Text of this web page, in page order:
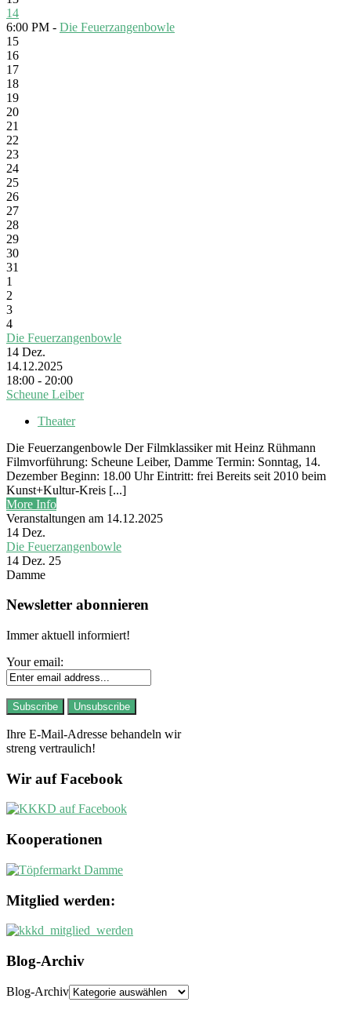
14
6:00 PM - Die Feuerzangenbowle
15
16
17
18
19
20
21
22
23
24
25
26
27
28
29
30
31
1
2
3
4
Die Feuerzangenbowle
14 Dez.
14.12.2025
18:00 - 20:00
Scheune Leiber
Theater
Die Feuerzangenbowle Der Filmklassiker mit Heinz Rühmann
Filmvorführung: Scheune Leiber, Damme Termin: Sonntag, 14.
Dezember Beginn: 18.00 Uhr Eintritt: frei Bereits seit 2010 beim
Kunst+Kultur-Kreis [...]
More Info
Veranstaltungen am 14.12.2025
14 Dez.
Die Feuerzangenbowle
14 Dez. 25
Damme
Newsletter abonnieren
Immer aktuell informiert!
Your email:
Ihre E-Mail-Adresse behandeln wir
streng vertraulich!
Wir auf Facebook
Kooperationen
Mitglied werden:
Blog-Archiv
Blog-Archiv